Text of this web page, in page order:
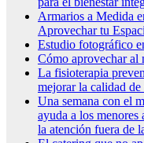
Armarios a Medida
Aprovechar tu
Estudio fotográfico
Cómo aprovechar al
La fisioterapia
mejorar la calidad de
Una semana con el
ayuda a los
la atención fuera de